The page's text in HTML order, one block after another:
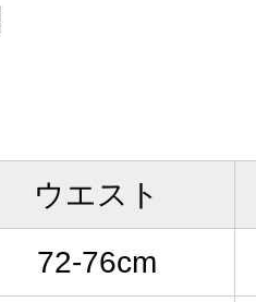
ウエスト
72-76cm